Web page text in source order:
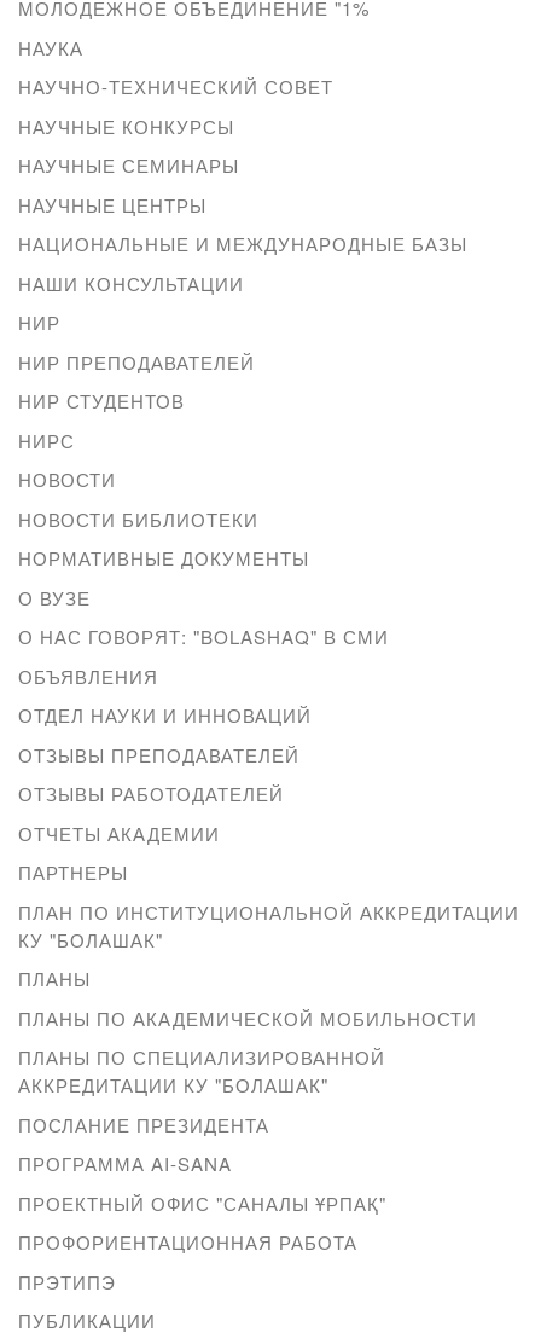
МОЛОДЕЖНОЕ ОБЪЕДИНЕНИЕ "1%
НАУКА
НАУЧНО-ТЕХНИЧЕСКИЙ СОВЕТ
НАУЧНЫЕ КОНКУРСЫ
НАУЧНЫЕ СЕМИНАРЫ
НАУЧНЫЕ ЦЕНТРЫ
НАЦИОНАЛЬНЫЕ И МЕЖДУНАРОДНЫЕ БАЗЫ
НАШИ КОНСУЛЬТАЦИИ
НИР
НИР ПРЕПОДАВАТЕЛЕЙ
НИР СТУДЕНТОВ
НИРС
НОВОСТИ
НОВОСТИ БИБЛИОТЕКИ
НОРМАТИВНЫЕ ДОКУМЕНТЫ
О ВУЗЕ
О НАС ГОВОРЯТ: "BOLASHAQ" В СМИ
ОБЪЯВЛЕНИЯ
ОТДЕЛ НАУКИ И ИННОВАЦИЙ
ОТЗЫВЫ ПРЕПОДАВАТЕЛЕЙ
ОТЗЫВЫ РАБОТОДАТЕЛЕЙ
ОТЧЕТЫ АКАДЕМИИ
ПАРТНЕРЫ
ПЛАН ПО ИНСТИТУЦИОНАЛЬНОЙ АККРЕДИТАЦИИ
КУ "БОЛАШАК"
ПЛАНЫ
ПЛАНЫ ПО АКАДЕМИЧЕСКОЙ МОБИЛЬНОСТИ
ПЛАНЫ ПО СПЕЦИАЛИЗИРОВАННОЙ
АККРЕДИТАЦИИ КУ "БОЛАШАК"
ПОСЛАНИЕ ПРЕЗИДЕНТА
ПРОГРАММА AI-SANA
ПРОЕКТНЫЙ ОФИС "САНАЛЫ ҰРПАҚ"
ПРОФОРИЕНТАЦИОННАЯ РАБОТА
ПРЭТИПЭ
ПУБЛИКАЦИИ